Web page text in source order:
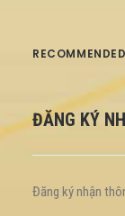
RECOMMENDED
ĐĂNG KÝ
Đăng ký nhận